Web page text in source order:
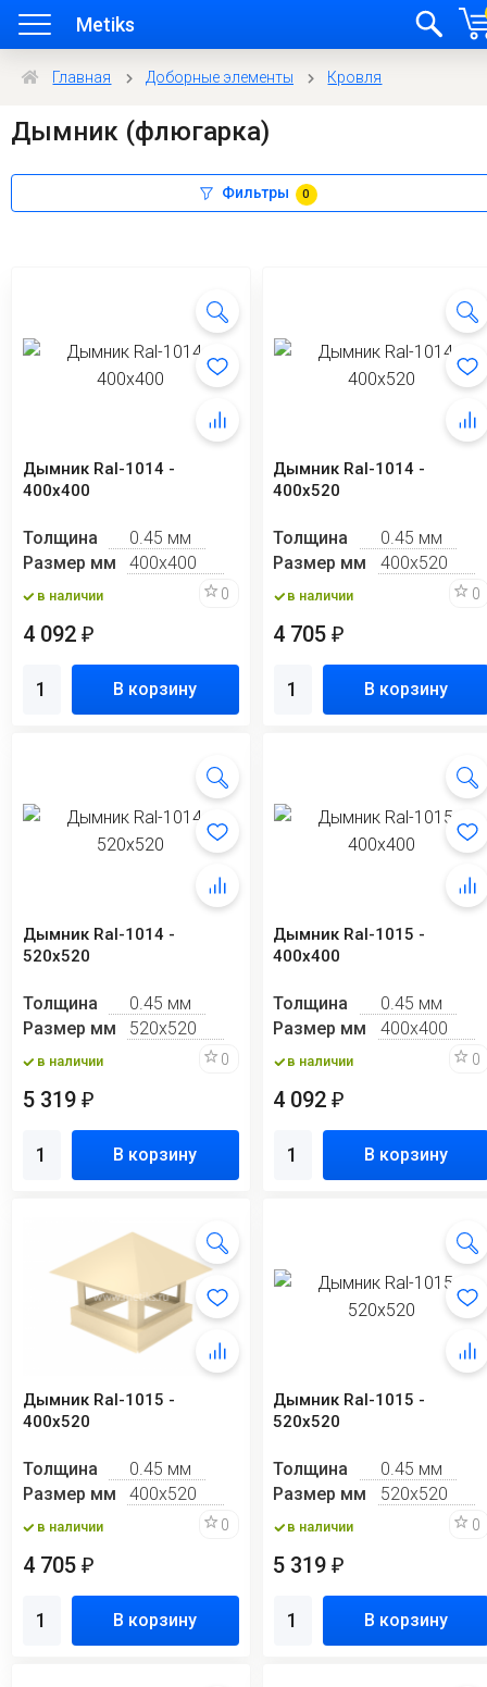
Metiks
Главная Доборные элементы Кровля
Дымник (флюгарка)
Фильтры 0
Дымник Ral-1014 -
400х400
Толщина
0.45 мм
Размер мм
400х400
в наличии 0
4 092 ₽
В корзину
Дымник Ral-1014 -
400х520
Толщина
0.45 мм
Размер мм
400х520
в наличии 0
4 705₽
В корзину
Дымник Ral-1014 -
520х520
Толщина
0.45 мм
Размер мм
520х520
в наличии 0
5 319 ₽
В корзину
Дымник Ral-1015 -
400х400
Толщина
0.45 мм
Размер мм
400х400
в наличии 0
4 092₽
В корзину
Дымник Ral-1015 -
400х520
Толщина
0.45 мм
Размер мм
400х520
в наличии 0
4 705 ₽
В корзину
Дымник Ral-1015 -
520х520
Толщина
0.45 мм
Размер мм
520х520
в наличии 0
5 319₽
В корзину